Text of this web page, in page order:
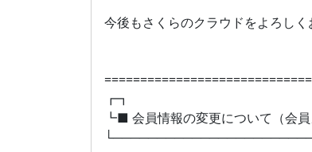
今後もさくらのクラウドをよろしく
┏┓
┗■ 会員情報の変更について（会員